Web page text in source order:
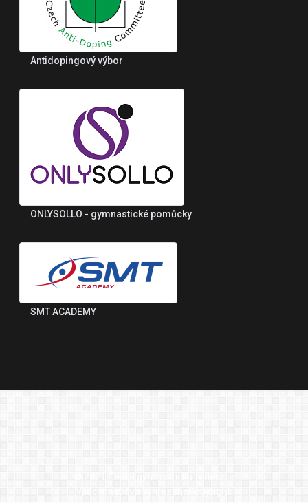
Antidopingový výbor
ONLYSOLLO - gymnastické pomůcky
SMT ACADEMY